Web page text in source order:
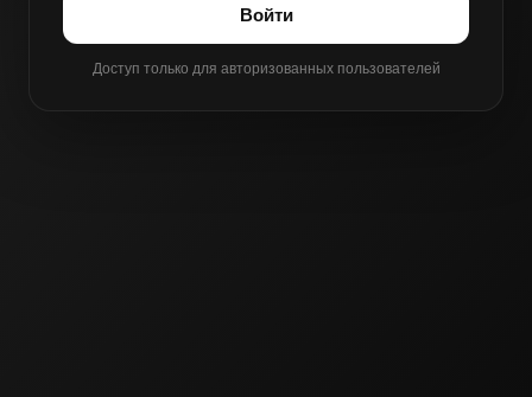
Войти
Доступ только для авторизованных пользователей